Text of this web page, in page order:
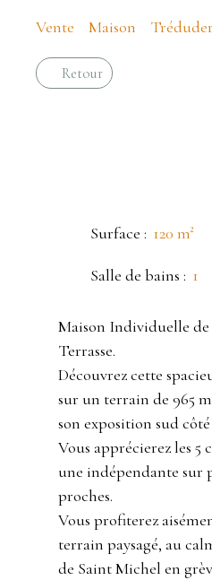
Vente Maison Tréduder
Retour
Surface : 120 m²
Salle de bains : 1
Maison Individuelle de
Terrasse.
Découvrez cette
sur un terrain de 965
son exposition sud
Vous apprécierez les
une indépendante sur
proches.
Vous profiterez
terrain paysagé, au
de Saint Michel en